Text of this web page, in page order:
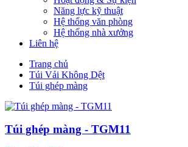
Năng lực kỹ thuật
Hệ thống văn phòng
Hệ thống nhà xưởng
Liên hệ
Trang chủ
Túi Vải Không Dệt
Túi ghép màng
Túi ghép màng - TGM11